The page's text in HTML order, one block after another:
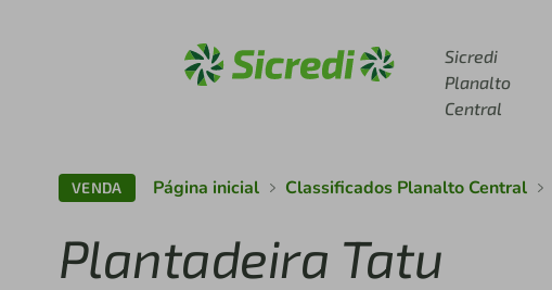
Sicredi
Planalto
Central
VENDA Página inicial Classificados Planalto Central
Plantadeira Tatu